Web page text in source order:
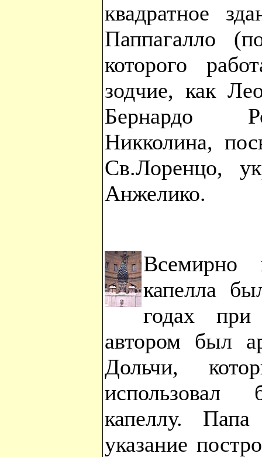
квадратное
Паппагалло
которого
зодчие, как
Бернардо
Никколина,
Св.Лоренцо,
Анжелико.
Всемирно
капелла
годах
автором был
Дольчи,
использовал
капеллу.
указание